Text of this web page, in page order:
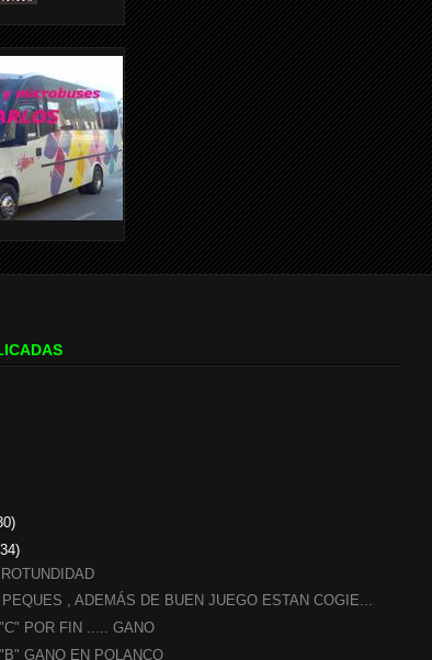
, ADEMÁS DE BUEN JUEGO ESTAN COGIE...
POR FIN ..... GANO
GANO EN POLANCO